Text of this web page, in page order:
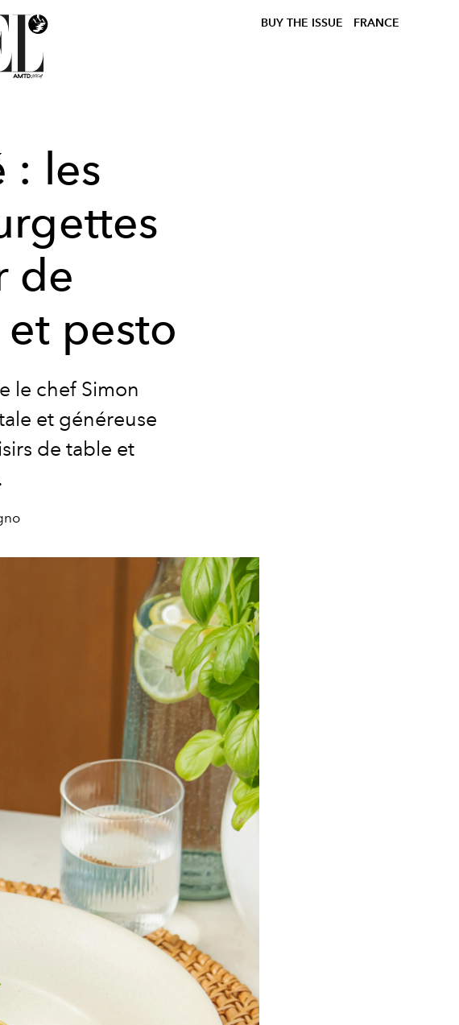
BUY THE ISSUE FRANCE
: les
de
pesto
le chef Simon
et généreuse
de table et